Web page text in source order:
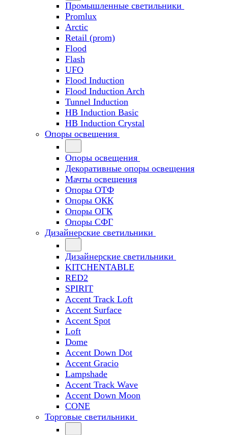
Промышленные светильники
Promlux
Arctic
Retail (prom)
Flood
Flash
UFO
Flood Induction
Flood Induction Arch
Tunnel Induction
HB Induction Basic
HB Induction Crystal
Опоры освещения
Опоры освещения
Декоративные опоры освещения
Мачты освещения
Опоры ОТФ
Опоры ОКК
Опоры ОГК
Опоры СФГ
Дизайнерские светильники
Дизайнерские светильники
KITCHENTABLE
RED2
SPIRIT
Accent Track Loft
Accent Surface
Accent Spot
Loft
Dome
Accent Down Dot
Accent Gracio
Lampshade
Accent Track Wave
Accent Down Moon
CONE
Торговые светильники